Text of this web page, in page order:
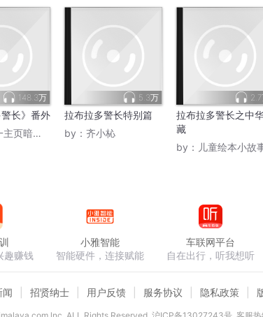
148.3万
警长》番外
暗区护航
5.3万
拉布拉多警长特别篇
by： 齐小杺
拉布拉多警长之中
藏
by： 儿童绘本小故
趣赚钱
小雅智能
智能硬件，连接赋能
车联网平台
自在出行，听我想听
闻 招贤纳士 用户反馈 服务协议 隐私政策